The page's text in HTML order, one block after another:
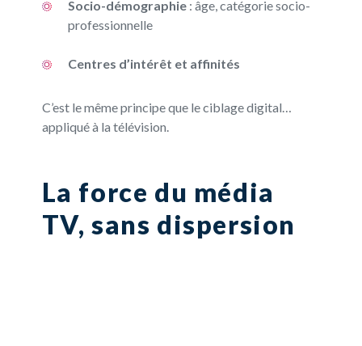
Socio-démographie: âge, catégorie socio-
professionnelle
Centres d’intérêt et affinités
C’est le même principe que le ciblage digital…
appliqué à la télévision.
La force du média
TV, sans dispersion